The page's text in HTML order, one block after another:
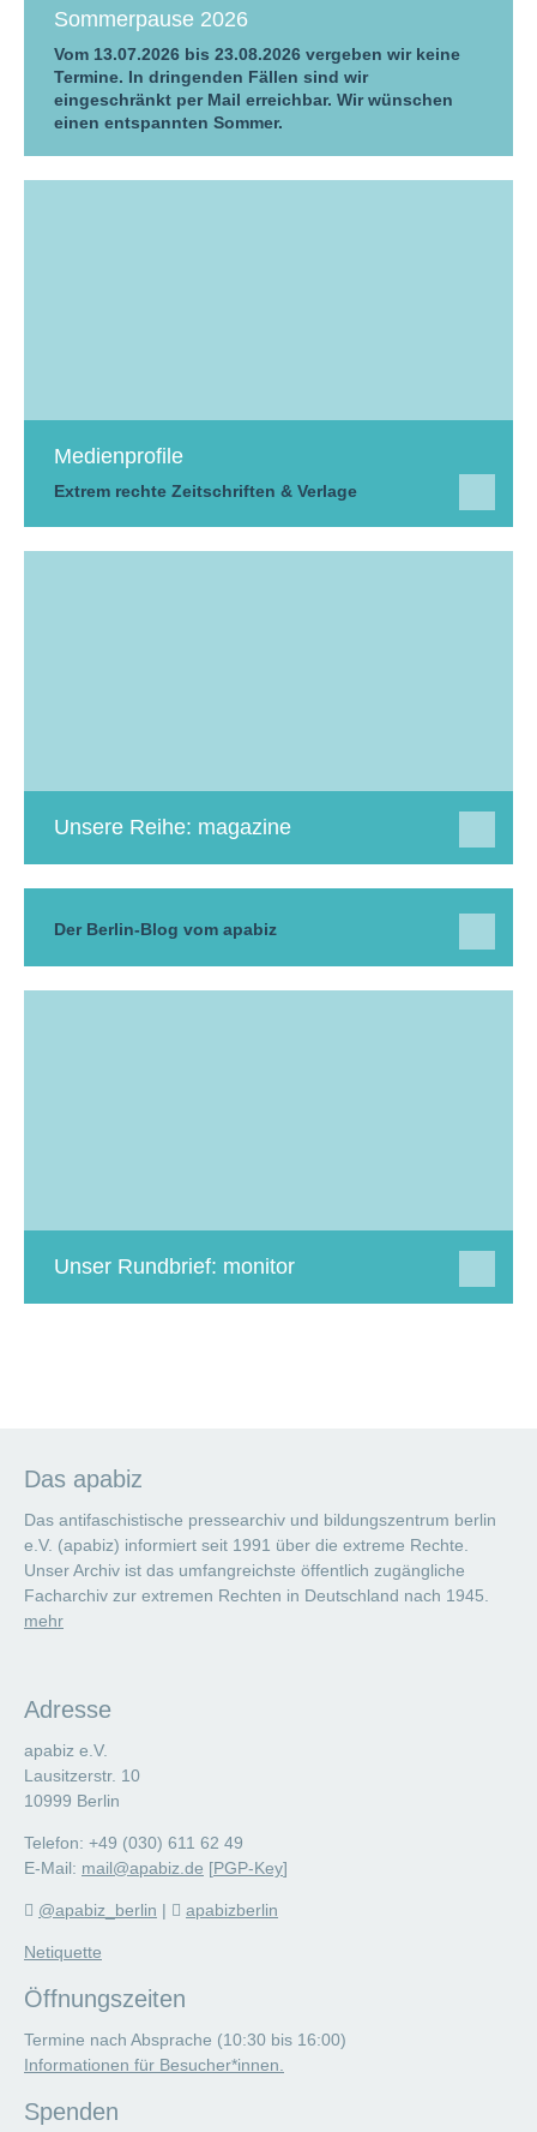
Sommerpause 2026
Vom 13.07.2026 bis 23.08.2026 vergeben wir keine
Termine. In dringenden Fällen sind wir
eingeschränkt per Mail erreichbar. Wir wünschen
einen entspannten Sommer.
Medienprofile
Extrem rechte Zeitschriften & Verlage
Unsere Reihe: magazine
Der Berlin-Blog vom apabiz
Unser Rundbrief: monitor
Das apabiz
Das antifaschistische pressearchiv und bildungszentrum berlin
e.V. (apabiz) informiert seit 1991 über die extreme Rechte.
Unser Archiv ist das umfangreichste öffentlich zugängliche
Facharchiv zur extremen Rechten in Deutschland nach 1945.
mehr
Adresse
apabiz e.V.
Lausitzerstr. 10
10999 Berlin
Telefon: +49 (030) 611 62 49
E-Mail: mail@apabiz.de [PGP-Key]
@apabiz_berlin | apabizberlin
Netiquette
Öffnungszeiten
Termine nach Absprache (10:30 bis 16:00)
Informationen für Besucher*innen.
Spenden